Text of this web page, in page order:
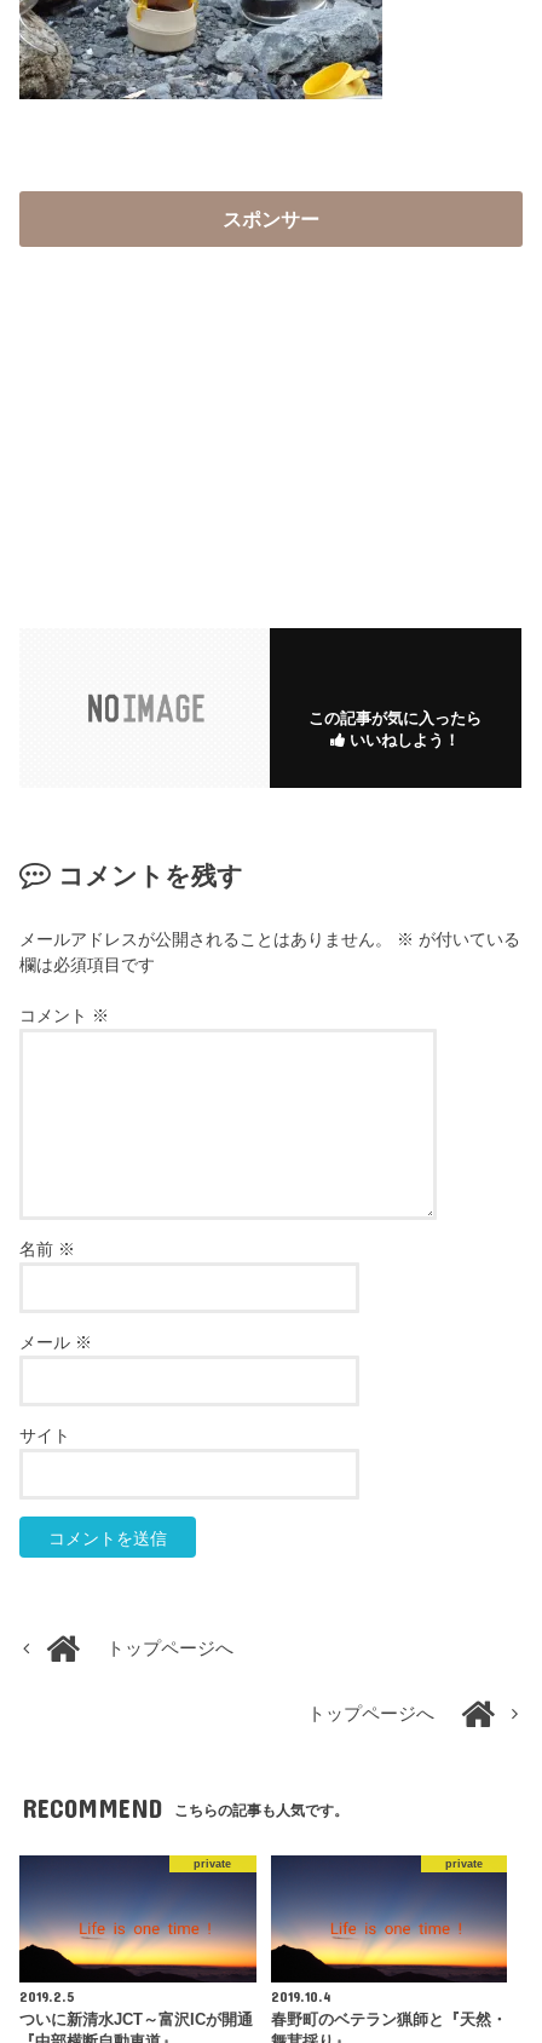
スポンサー
この記事が気に入ったら
いいねしよう！
コメントを残す
メールアドレスが公開されることはありません。 ※ が付いている
欄は必須項目です
コメント ※
名前 ※
メール ※
サイト
トップページへ
トップページへ
RECOMMEND こちらの記事も人気です。
private
2019.2.5
ついに新清水JCT～富沢ICが開通
private
2019.10.4
春野町のベテラン猟師と『天然・